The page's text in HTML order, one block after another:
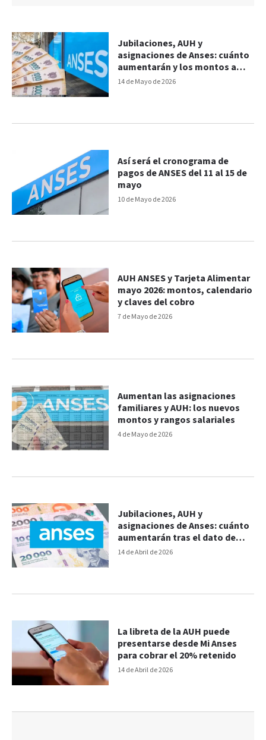
14 de Mayo de 2026
Jubilaciones, AUH y
asignaciones de Anses: cuánto
aumentarán y los montos a
cobrar en junio
10 de Mayo de 2026
Así será el cronograma de
pagos de ANSES del 11 al 15 de
mayo
7 de Mayo de 2026
AUH ANSES y Tarjeta Alimentar
mayo 2026: montos, calendario
y claves del cobro
4 de Mayo de 2026
Aumentan las asignaciones
familiares y AUH: los nuevos
montos y rangos salariales
14 de Abril de 2026
Jubilaciones, AUH y
asignaciones de Anses: cuánto
aumentarán tras el dato de
inflación y los montos
14 de Abril de 2026
La libreta de la AUH puede
presentarse desde Mi Anses
para cobrar el 20% retenido